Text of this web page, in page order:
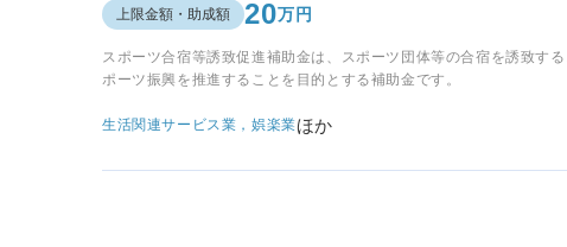
上限金額・助成額 20万円
スポーツ合宿等誘致促進補助金は、スポーツ団体等の合宿を誘致す
ポーツ振興を推進することを目的とする補助金です。
生活関連サービス業，娯楽業ほか